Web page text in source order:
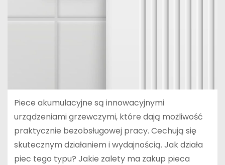
Piece akumulacyjne są innowacyjnymi
urządzeniami grzewczymi, które dają możliwość
praktycznie bezobsługowej pracy. Cechują się
skutecznym działaniem i wydajnością. Jak działa
piec tego typu? Jakie zalety ma zakup pieca